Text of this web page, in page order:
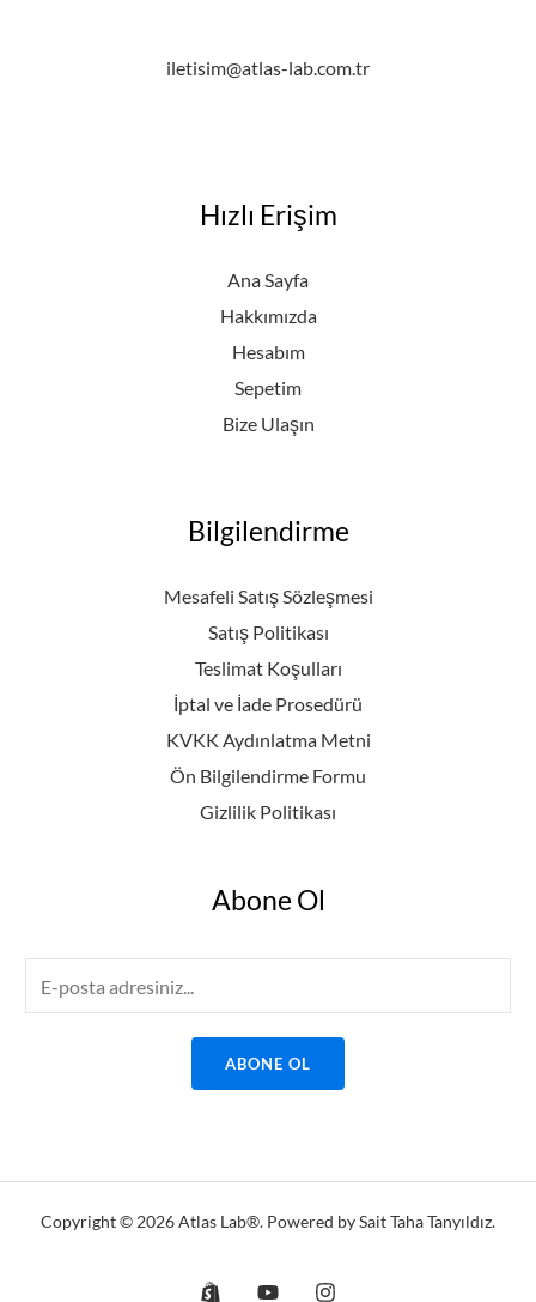
iletisim@atlas-lab.com.tr
Hızlı Erişim
Ana Sayfa
Hakkımızda
Hesabım
Sepetim
Bize Ulaşın
Bilgilendirme
Mesafeli Satış Sözleşmesi
Satış Politikası
Teslimat Koşulları
İptal ve İade Prosedürü
KVKK Aydınlatma Metni
Ön Bilgilendirme Formu
Gizlilik Politikası
Abone Ol
m
ABONE OL
Copyright © 2026 Atlas Lab®. Powered by Sait Taha Tanyıldız.